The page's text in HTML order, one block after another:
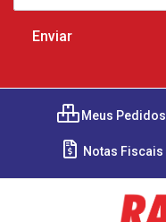
Meus Pedidos
Notas Fiscais